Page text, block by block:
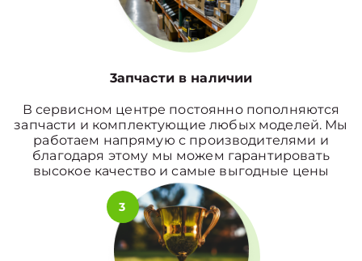
3апчасти в наличии
В сервисном центре постоянно пополняются
запчасти и комплектующие любых моделей. Мы
работаем напрямую с производителями и
благодаря этому мы можем гарантировать
высокое качество и самые выгодные цены
3